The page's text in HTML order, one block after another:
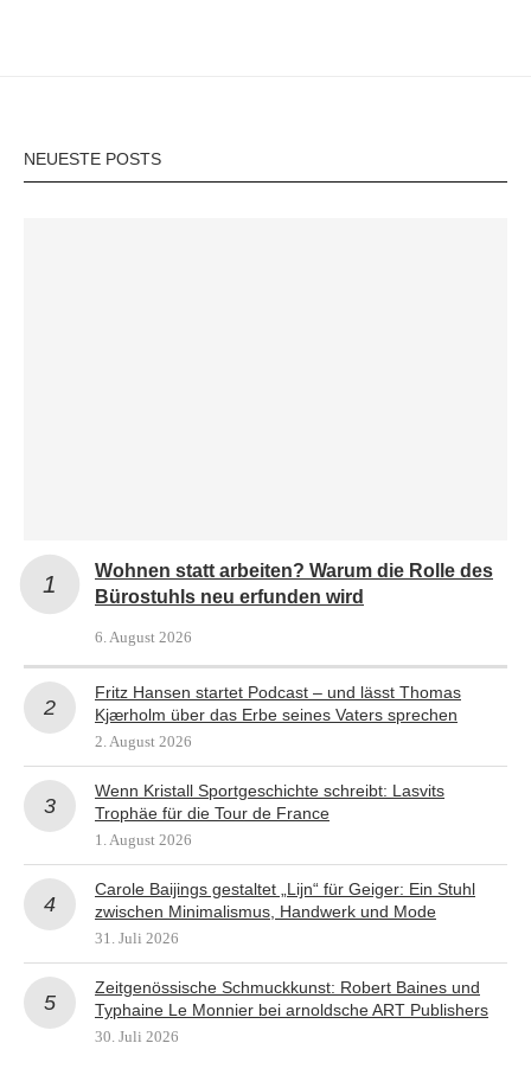
NEUESTE POSTS
Wohnen statt arbeiten? Warum die Rolle des
Bürostuhls neu erfunden wird
6. August 2026
Fritz Hansen startet Podcast – und lässt Thomas
Kjærholm über das Erbe seines Vaters sprechen
2. August 2026
Wenn Kristall Sportgeschichte schreibt: Lasvits
Trophäe für die Tour de France
1. August 2026
Carole Baijings gestaltet „Lijn“ für Geiger: Ein Stuhl
zwischen Minimalismus, Handwerk und Mode
31. Juli 2026
Zeitgenössische Schmuckkunst: Robert Baines und
Typhaine Le Monnier bei arnoldsche ART Publishers
30. Juli 2026